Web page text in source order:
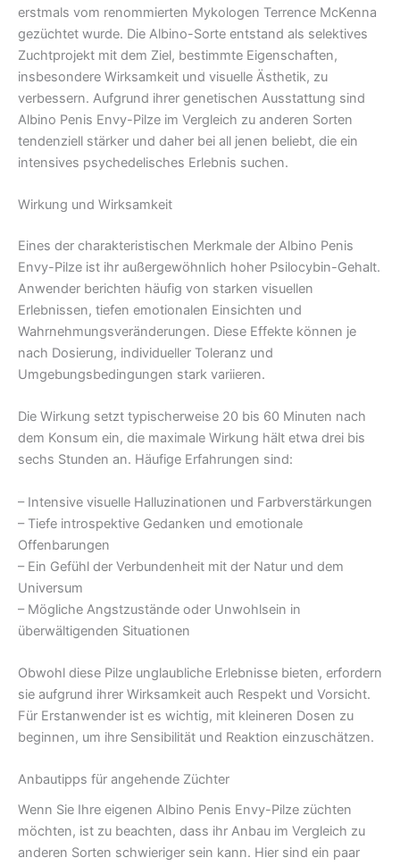
erstmals vom renommierten Mykologen Terrence McKenna
gezüchtet wurde. Die Albino-Sorte entstand als selektives
Zuchtprojekt mit dem Ziel, bestimmte Eigenschaften,
insbesondere Wirksamkeit und visuelle Ästhetik, zu
verbessern. Aufgrund ihrer genetischen Ausstattung sind
Albino Penis Envy-Pilze im Vergleich zu anderen Sorten
tendenziell stärker und daher bei all jenen beliebt, die ein
intensives psychedelisches Erlebnis suchen.
Wirkung und Wirksamkeit
Eines der charakteristischen Merkmale der Albino Penis
Envy-Pilze ist ihr außergewöhnlich hoher Psilocybin-Gehalt.
Anwender berichten häufig von starken visuellen
Erlebnissen, tiefen emotionalen Einsichten und
Wahrnehmungsveränderungen. Diese Effekte können je
nach Dosierung, individueller Toleranz und
Umgebungsbedingungen stark variieren.
Die Wirkung setzt typischerweise 20 bis 60 Minuten nach
dem Konsum ein, die maximale Wirkung hält etwa drei bis
sechs Stunden an. Häufige Erfahrungen sind:
– Intensive visuelle Halluzinationen und Farbverstärkungen
– Tiefe introspektive Gedanken und emotionale
Offenbarungen
– Ein Gefühl der Verbundenheit mit der Natur und dem
Universum
– Mögliche Angstzustände oder Unwohlsein in
überwältigenden Situationen
Obwohl diese Pilze unglaubliche Erlebnisse bieten, erfordern
sie aufgrund ihrer Wirksamkeit auch Respekt und Vorsicht.
Für Erstanwender ist es wichtig, mit kleineren Dosen zu
beginnen, um ihre Sensibilität und Reaktion einzuschätzen.
Anbautipps für angehende Züchter
Wenn Sie Ihre eigenen Albino Penis Envy-Pilze züchten
möchten, ist zu beachten, dass ihr Anbau im Vergleich zu
anderen Sorten schwieriger sein kann. Hier sind ein paar